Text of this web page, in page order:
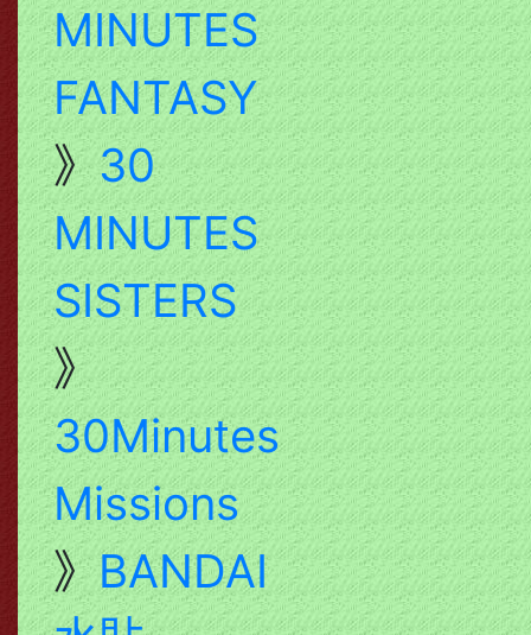
MINUTES
FANTASY
》30
MINUTES
SISTERS
》
30Minutes
Missions
》BANDAI